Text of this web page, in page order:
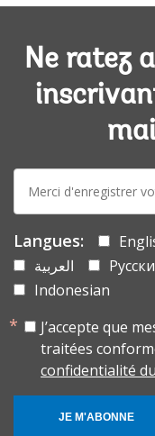
Ne ratez
mail:
Langues:
العربية
Indonesian
J’accepte que
traitées
confidentialité
JE M'ABONNE